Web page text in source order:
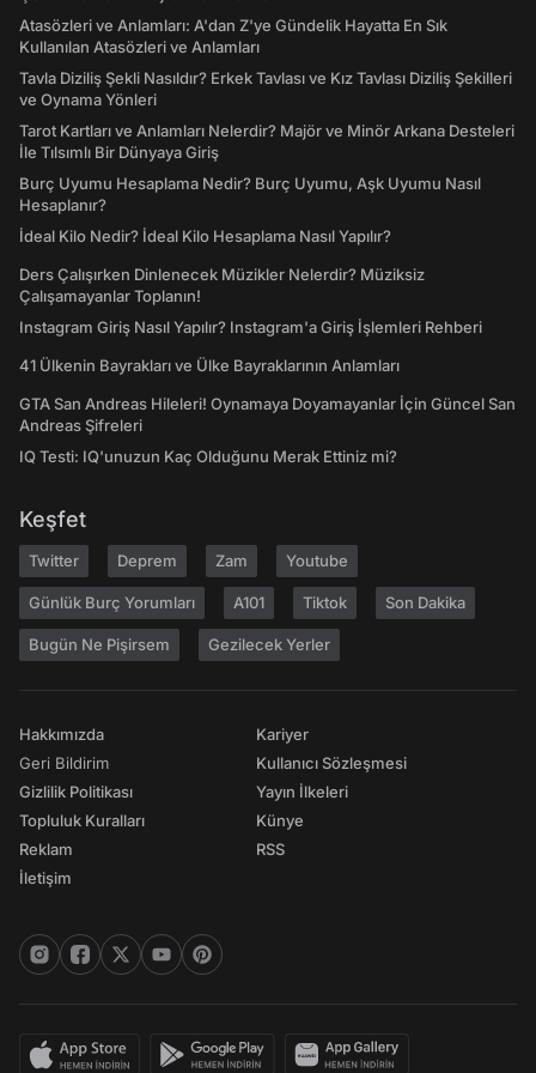
Atasözleri ve Anlamları: A'dan Z'ye Gündelik Hayatta En Sık
Kullanılan Atasözleri ve Anlamları
Tavla Diziliş Şekli Nasıldır? Erkek Tavlası ve Kız Tavlası Diziliş Şekilleri
ve Oynama Yönleri
Tarot Kartları ve Anlamları Nelerdir? Majör ve Minör Arkana Desteleri
İle Tılsımlı Bir Dünyaya Giriş
Burç Uyumu Hesaplama Nedir? Burç Uyumu, Aşk Uyumu Nasıl
Hesaplanır?
İdeal Kilo Nedir? İdeal Kilo Hesaplama Nasıl Yapılır?
Ders Çalışırken Dinlenecek Müzikler Nelerdir? Müziksiz
Çalışamayanlar Toplanın!
Instagram Giriş Nasıl Yapılır? Instagram'a Giriş İşlemleri Rehberi
41 Ülkenin Bayrakları ve Ülke Bayraklarının Anlamları
GTA San Andreas Hileleri! Oynamaya Doyamayanlar İçin Güncel San
Andreas Şifreleri
IQ Testi: IQ'unuzun Kaç Olduğunu Merak Ettiniz mi?
Keşfet
Twitter Deprem Zam Youtube
Günlük Burç Yorumları A101 Tiktok Son Dakika
Bugün Ne Pişirsem Gezilecek Yerler
Hakkımızda
Geri Bildirim
Gizlilik Politikası
Topluluk Kuralları
Reklam
İletişim
Kariyer
Kullanıcı Sözleşmesi
Yayın İlkeleri
Künye
RSS